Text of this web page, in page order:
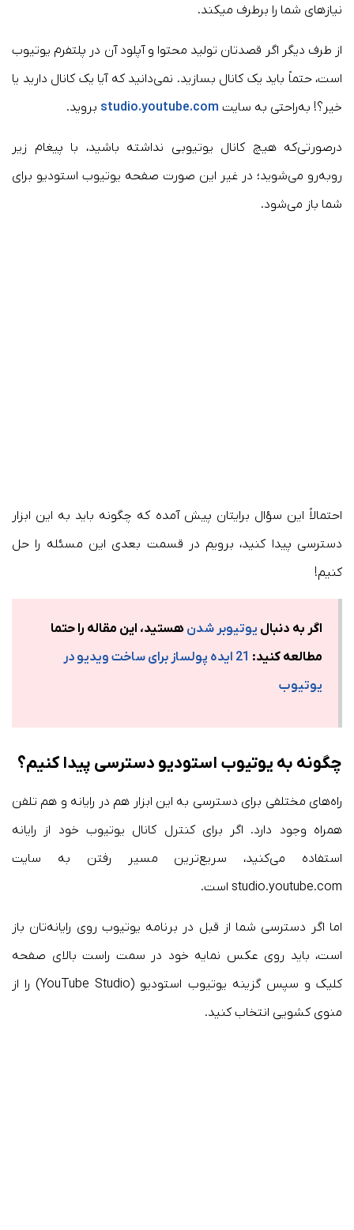
نیازهای شما را برطرف می‎کند.
از طرف دیگر اگر قصدتان تولید محتوا و آپلود آن در پلتفرم یوتیوب
است، حتماً باید یک کانال بسازید. نمی‌دانید که آیا یک کانال دارید یا
خیر؟! به‌راحتی به سایت studio.youtube.com بروید.
درصورتی‌که هیچ کانال یوتیوبی نداشته باشید، با پیغام زیر
روبه‌رو می‌شوید؛ در غیر این صورت صفحه یوتیوب استودیو برای
شما باز می‌شود.
احتمالاً این سؤال برایتان پیش آمده که چگونه باید به این ابزار
دسترسی پیدا کنید، برویم در قسمت بعدی این مسئله را حل
کنیم!
اگر به دنبال یوتیوبر شدن هستید، این مقاله را حتما
مطالعه کنید:
21 ایده پولساز برای ساخت ویدیو در
یوتیوب
چگونه به یوتیوب استودیو دسترسی پیدا کنیم؟
راه‌های مختلفی برای دسترسی به این ابزار هم در رایانه و هم تلفن
همراه وجود دارد. اگر برای کنترل کانال یوتیوب خود از رایانه
استفاده می‌کنید، سریع‌ترین مسیر رفتن به سایت
studio.youtube.com است.
اما اگر دسترسی شما از قبل در برنامه یوتیوب روی رایانه‌تان باز
است، باید روی عکس نمایه خود در سمت راست بالای صفحه
کلیک و سپس گزینه یوتیوب استودیو (YouTube Studio) را از
منوی کشویی انتخاب کنید.